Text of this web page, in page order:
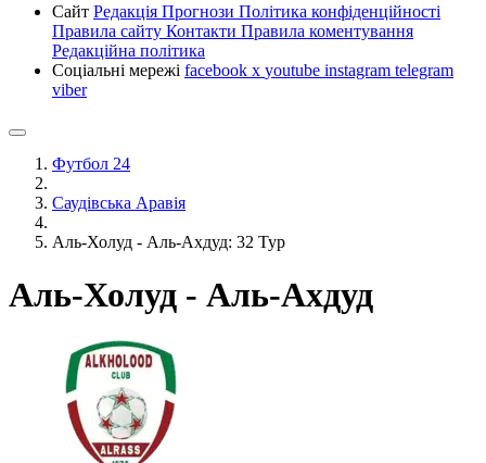
Сайт Редакція Прогнози Політика конфіденційності
Правила сайту Контакти Правила коментування
Редакційна політика
Соціальні мережі facebook x youtube instagram telegram
viber
Футбол 24
Саудівська Аравія
Аль-Холуд - Аль-Ахдуд: 32 Тур
Аль-Холуд - Аль-Ахдуд